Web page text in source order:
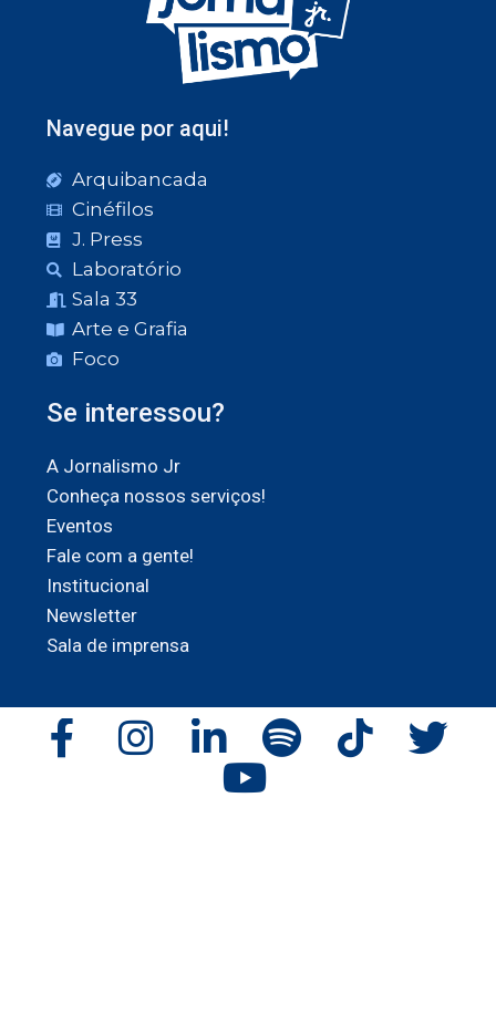
Navegue por aqui!
Arquibancada
Cinéfilos
J. Press
Laboratório
Sala 33
Arte e Grafia
Foco
Se interessou?
A Jornalismo Jr
Conheça nossos serviços!
Eventos
Fale com a gente!
Institucional
Newsletter
Sala de imprensa